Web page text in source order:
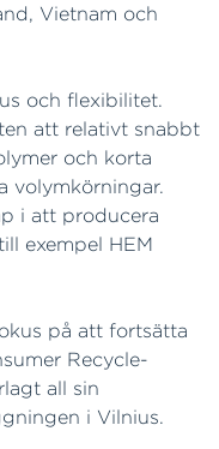
Vietnam och
och flexibilitet.
att relativt snabbt
och korta
volymkörningar.
i att producera
exempel HEM
på att fortsätta
Recycle-
all sin
i Vilnius.